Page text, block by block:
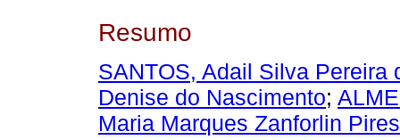
Resumo
SANTOS, Adail Silva Pereira
Denise do Nascimento;
Maria Marques Zanforlin